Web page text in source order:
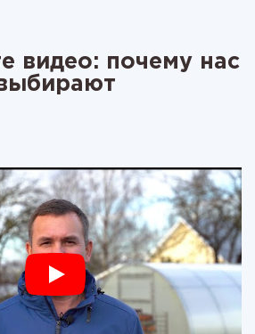
видео: почему нас